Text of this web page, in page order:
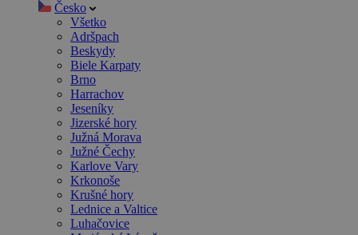
Česko
Všetko
Adršpach
Beskydy
Biele Karpaty
Brno
Harrachov
Jeseníky
Jizerské hory
Južná Morava
Južné Čechy
Karlove Vary
Krkonoše
Krušné hory
Lednice a Valtice
Luhačovice